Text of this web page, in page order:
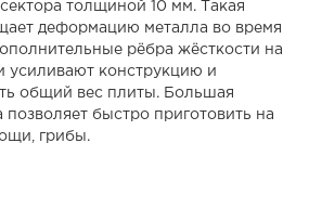
толщиной 10 мм. Такая
деформацию металла во время
рёбра жёсткости на
усиливают конструкцию и
общий вес плиты. Большая
позволяет быстро приготовить на
грибы.